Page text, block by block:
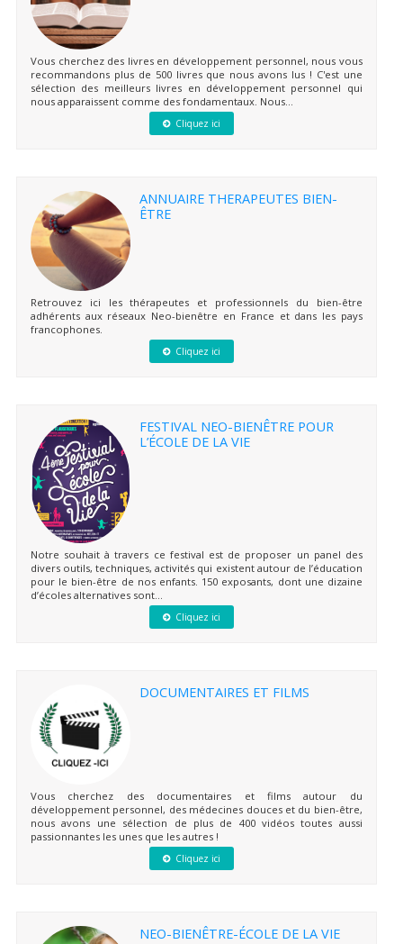
Vous cherchez des livres en développement personnel, nous vous
recommandons plus de 500 livres que nous avons lus ! C'est une
sélection des meilleurs livres en développement personnel qui
nous apparaissent comme des fondamentaux. Nous...
Cliquez ici
ANNUAIRE THERAPEUTES BIEN-
ÊTRE
Retrouvez ici les thérapeutes et professionnels du bien-être
adhérents aux réseaux Neo-bienêtre en France et dans les pays
francophones.
Cliquez ici
FESTIVAL NEO-BIENÊTRE POUR
L’ÉCOLE DE LA VIE
Notre souhait à travers ce festival est de proposer un panel des
divers outils, techniques, activités qui existent autour de l’éducation
pour le bien-être de nos enfants. 150 exposants, dont une dizaine
d’écoles alternatives sont...
Cliquez ici
DOCUMENTAIRES ET FILMS
Vous cherchez des documentaires et films autour du
développement personnel, des médecines douces et du bien-être,
nous avons une sélection de plus de 400 vidéos toutes aussi
passionnantes les unes que les autres !
Cliquez ici
NEO-BIENÊTRE-ÉCOLE DE LA VIE